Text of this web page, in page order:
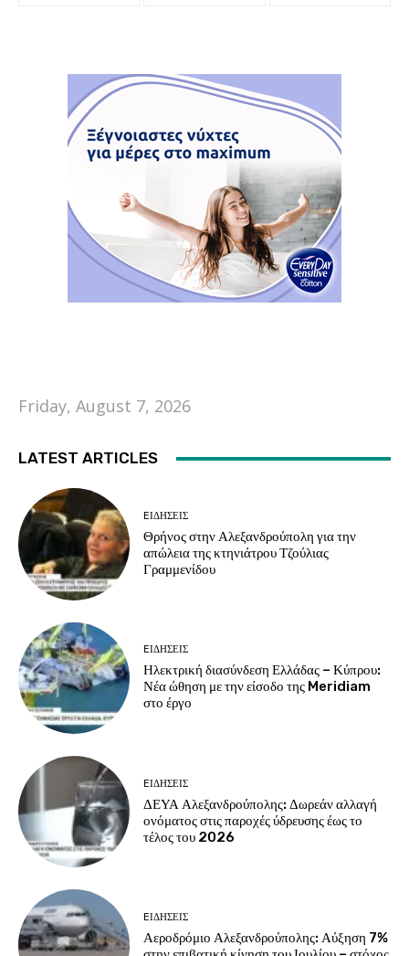
Friday, August 7, 2026
LATEST ARTICLES
EΙΔΗΣΕΙΣ
Θρήνος στην Αλεξανδρούπολη για την
απώλεια της κτηνιάτρου Τζούλιας
Γραμμενίδου
EΙΔΗΣΕΙΣ
Ηλεκτρική διασύνδεση Ελλάδας – Κύπρου:
Νέα ώθηση με την είσοδο της Meridiam
στο έργο
EΙΔΗΣΕΙΣ
ΔΕΥΑ Αλεξανδρούπολης: Δωρεάν αλλαγή
ονόματος στις παροχές ύδρευσης έως το
τέλος του 2026
EΙΔΗΣΕΙΣ
Αεροδρόμιο Αλεξανδρούπολης: Αύξηση 7%